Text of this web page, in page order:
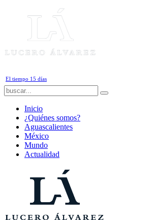
El tiempo 15 días
Inicio
¿Quiénes somos?
Aguascalientes
México
Mundo
Actualidad